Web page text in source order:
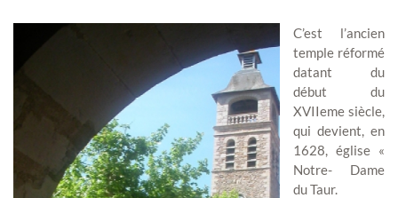
C’est l’ancien
temple réformé
datant du
début du
XVIIeme siècle,
qui devient, en
1628, église «
Notre- Dame
du Taur.